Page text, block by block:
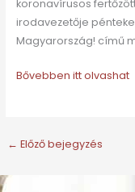
koronavírusos
irodavezetője
Magyarország! című
Bővebben itt olvashat
← Előző bejegyzés